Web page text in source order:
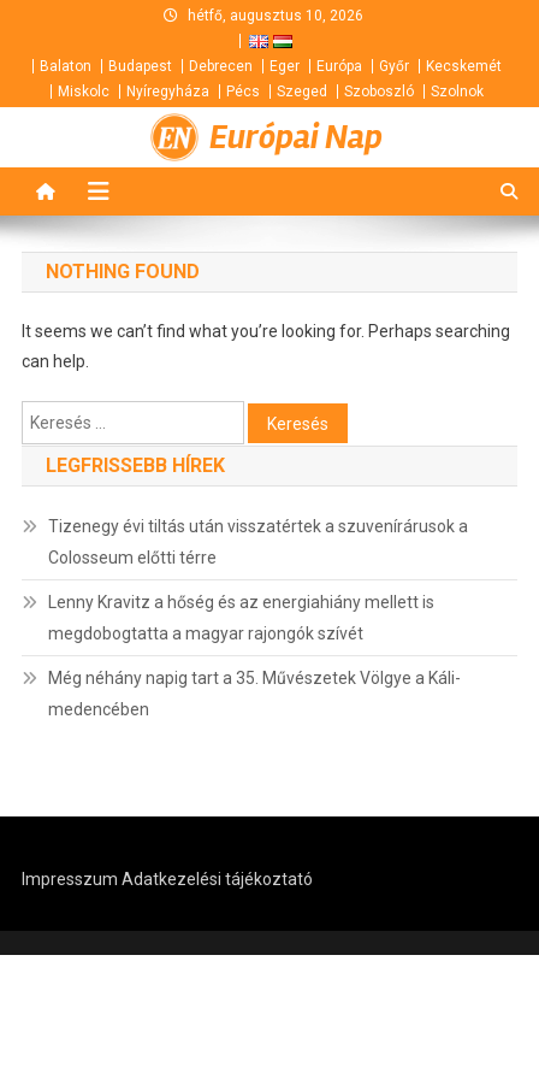
content
hétfő, augusztus 10, 2026
Balaton Budapest Debrecen Eger Európa Győr
Kecskemét
Miskolc
Nyíregyháza Pécs Szeged Szoboszló Szolnok
Európai Nap
NOTHING FOUND
It seems we can’t find what you’re looking for. Perhaps searching
can help.
Keresés:
LEGFRISSEBB HÍREK
Tizenegy évi tiltás után visszatértek a szuvenírárusok a
Colosseum előtti térre
Lenny Kravitz a hőség és az energiahiány mellett is
megdobogtatta a magyar rajongók szívét
Még néhány napig tart a 35. Művészetek Völgye a Káli-
medencében
Impresszum Adatkezelési tájékoztató